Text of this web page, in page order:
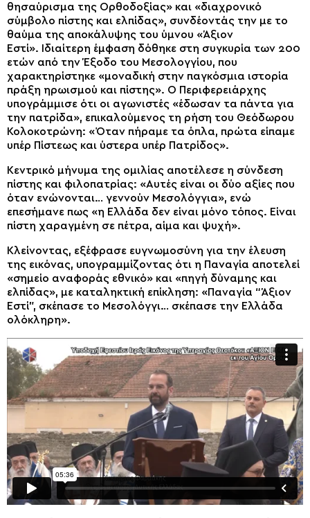
θησαύρισμα της Ορθοδοξίας» και «διαχρονικό
σύμβολο πίστης και ελπίδας», συνδέοντάς την με το
θαύμα της αποκάλυψης του ύμνου «Άξιον
Εστί». Ιδιαίτερη έμφαση δόθηκε στη συγκυρία των 200
ετών από την Έξοδο του Μεσολογγίου, που
χαρακτηρίστηκε «μοναδική στην παγκόσμια ιστορία
πράξη ηρωισμού και πίστης». Ο Περιφερειάρχης
υπογράμμισε ότι οι αγωνιστές «έδωσαν τα πάντα για
την πατρίδα», επικαλούμενος τη ρήση του Θεόδωρου
Κολοκοτρώνη: «Όταν πήραμε τα όπλα, πρώτα είπαμε
υπέρ Πίστεως και ύστερα υπέρ Πατρίδος».
Κεντρικό μήνυμα της ομιλίας αποτέλεσε η σύνδεση
πίστης και φιλοπατρίας: «Αυτές είναι οι δύο αξίες που
όταν ενώνονται… γεννούν Μεσολόγγια», ενώ
επεσήμανε πως «η Ελλάδα δεν είναι μόνο τόπος. Είναι
πίστη χαραγμένη σε πέτρα, αίμα και ψυχή».
Κλείνοντας, εξέφρασε ευγνωμοσύνη για την έλευση
της εικόνας, υπογραμμίζοντας ότι η Παναγία αποτελεί
«σημείο αναφοράς εθνικό» και «πηγή δύναμης και
ελπίδας», με καταληκτική επίκληση: «Παναγία “Άξιον
Εστί”, σκέπασε το Μεσολόγγι… σκέπασε την Ελλάδα
ολόκληρη».